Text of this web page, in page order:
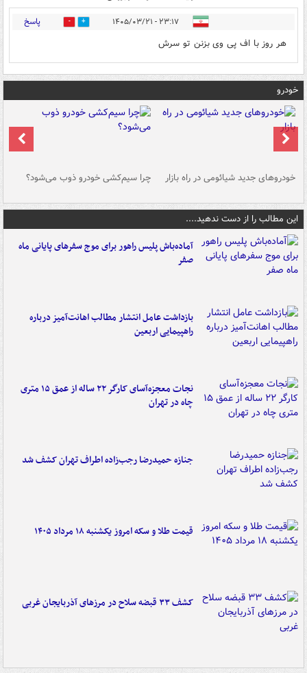
۲۳:۱۷ - ۱۴۰۵/۰۳/۲۱ 0 پاسخ
هر روز با اف پی وی بزنن تو سرش
خودرو
خودروهای جدید شیائومی در راه بازار چرا سیم‌کشی خودرو ذوب می‌شود؟
این مطالب را از دست ندهید....
آماده‌باش پلیس راهور برای موج سفرهای پایانی ماه
صفر
بازداشت عامل انتشار مطالب اهانت‌آمیز درباره
راهپیمایی اربعین
نجات معجزه‌آسای کارگر ۲۲ ساله از عمق ۱۵ متری
چاه در تهران
جنازه حمیدرضا رجب‌زاده اطراف تهران کشف شد
قیمت طلا و سکه امروز یکشنبه ۱۸ مرداد ۱۴۰۵
کشف ۳۳ قبضه سلاح در مرزهای آذربایجان غربی